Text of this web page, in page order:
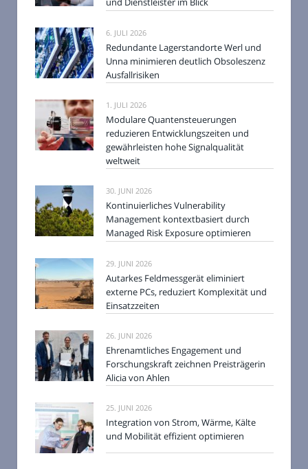
6. JULI 2026
Redundante Lagerstandorte Werl und
Unna minimieren deutlich Obsoleszenz
Ausfallrisiken
1. JULI 2026
Modulare Quantensteuerungen
reduzieren Entwicklungszeiten und
gewährleisten hohe Signalqualität
weltweit
30. JUNI 2026
Kontinuierliches Vulnerability
Management kontextbasiert durch
Managed Risk Exposure optimieren
29. JUNI 2026
Autarkes Feldmessgerät eliminiert
externe PCs, reduziert Komplexität und
Einsatzzeiten
26. JUNI 2026
Ehrenamtliches Engagement und
Forschungskraft zeichnen Preisträgerin
Alicia von Ahlen
25. JUNI 2026
Integration von Strom, Wärme, Kälte
und Mobilität effizient optimieren